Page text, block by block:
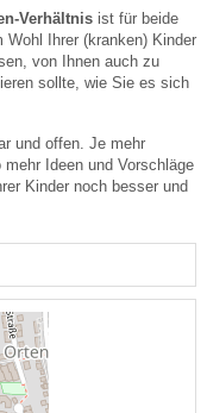
Verhältnisist für beide
Wohl Ihrer (kranken) Kinder
von Ihnen auch zu
sollte, wie Sie es sich
und offen. Je mehr
Ideen und Vorschläge
Kinder noch besser und